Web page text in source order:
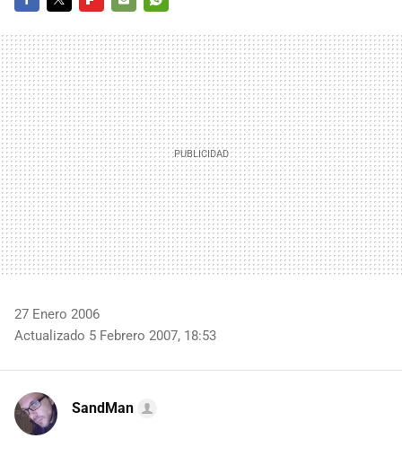
MAIL
27 Enero 2006
Actualizado 5 Febrero 2007, 18:53
SandMan